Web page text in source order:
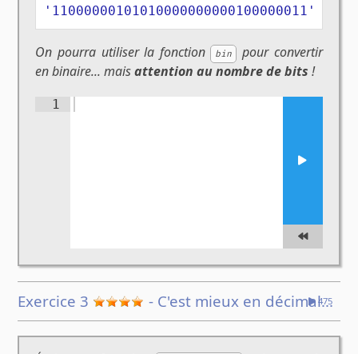
'11000000101010000000000100000011'
On pourra utiliser la fonction bin
pour convertir
en binaire... maisattention au nombre de bits !
1
Exercice 3 - C'est mieux en décimal...
475